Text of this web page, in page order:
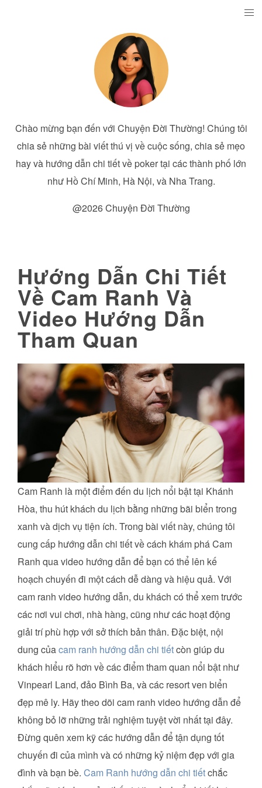
Chào mừng bạn đến với Chuyện Đời Thường! Chúng tôi
chia sẻ những bài viết thú vị về cuộc sống, chia sẻ mẹo
hay và hướng dẫn chi tiết về poker tại các thành phố lớn
như Hồ Chí Minh, Hà Nội, và Nha Trang.
@2026 Chuyện Đời Thường
Hướng Dẫn Chi Tiết
Về Cam Ranh Và
Video Hướng Dẫn
Tham Quan
Cam Ranh là một điểm đến du lịch nổi bật tại Khánh
Hòa, thu hút khách du lịch bằng những bãi biển trong
xanh và dịch vụ tiện ích. Trong bài viết này, chúng tôi
cung cấp hướng dẫn chi tiết về cách khám phá Cam
Ranh qua video hướng dẫn để bạn có thể lên kế
hoạch chuyến đi một cách dễ dàng và hiệu quả. Với
cam ranh video hướng dẫn, du khách có thể xem trước
các nơi vui chơi, nhà hàng, cũng như các hoạt động
giải trí phù hợp với sở thích bản thân. Đặc biệt, nội
dung củacam ranh hướng dẫn chi tiếtcòn giúp du
khách hiểu rõ hơn về các điểm tham quan nổi bật như
Vinpearl Land, đảo Bình Ba, và các resort ven biển
đẹp mê ly. Hãy theo dõi cam ranh video hướng dẫn để
không bỏ lỡ những trải nghiệm tuyệt vời nhất tại đây.
Đừng quên xem kỹ các hướng dẫn để tận dụng tốt
chuyến đi của mình và có những kỷ niệm đẹp với gia
đình và bạn bè. Cam Ranh hướng dẫn chi tiếtchắc